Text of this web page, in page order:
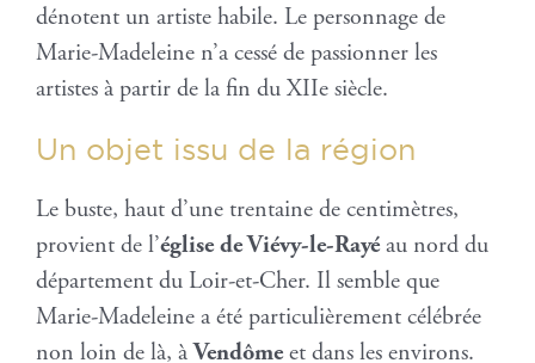
dénotent un artiste habile. Le personnage de
Marie-Madeleine n’a cessé de passionner les
artistes à partir de la fin du XIIe siècle.
Un objet issu de la région
Le buste, haut d’une trentaine de centimètres,
provient de l’église de Viévy-le-Rayéau nord du
département du Loir-et-Cher. Il semble que
Marie-Madeleine a été particulièrement célébrée
non loin de là, àVendômeet dans les environs.